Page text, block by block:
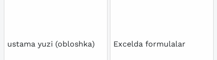
ustama yuzi (obloshka) Excelda formulalar